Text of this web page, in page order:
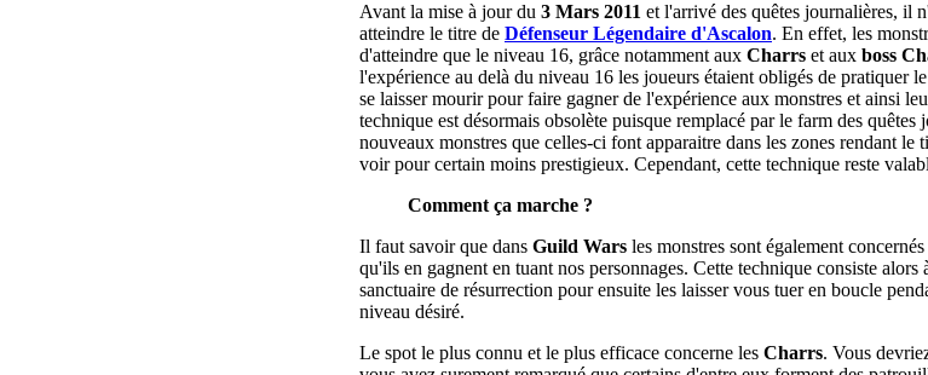
Avant la mise à jour du 3 Mars 2011 et l'arrivé des quêtes journalières, il
atteindre le titre de Défenseur Légendaire d'Ascalon. En effet, les
d'atteindre que le niveau 16, grâce notamment aux Charrs et aux boss
l'expérience au delà du niveau 16 les joueurs étaient obligés de pratiquer le
se laisser mourir pour faire gagner de l'expérience aux monstres et ainsi
technique est désormais obsolète puisque remplacé par le farm des quêtes
nouveaux monstres que celles-ci font apparaitre dans les zones rendant le
voir pour certain moins prestigieux. Cependant, cette technique reste
Comment ça marche ?
Il faut savoir que dans Guild Wars les monstres sont également
qu'ils en gagnent en tuant nos personnages. Cette technique consiste
sanctuaire de résurrection pour ensuite les laisser vous tuer en boucle
niveau désiré.
Le spot le plus connu et le plus efficace concerne les Charrs. Vous